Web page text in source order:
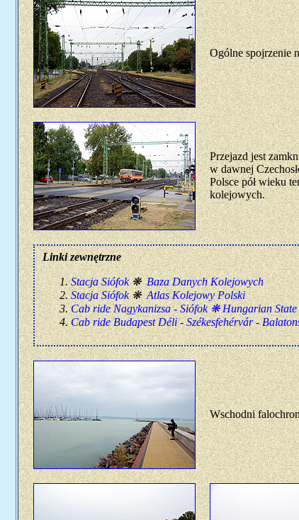
Ogólne spojrzenie
Przejazd jest
w dawnej
Polsce pół wieku
kolejowych.
Linki zewnętrzne
Stacja Siófok❋Baza Danych Kolejowych
Stacja Siófok❋Atlas Kolejowy Polski
Cab ride Nagykanizsa - Siófok ❋ Hungarian
Cab ride Budapest Déli - Székesfehérvár -
Wschodni